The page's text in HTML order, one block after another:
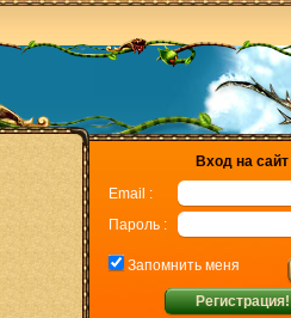
Вход на сайт
Email :
Пароль :
Запомнить меня
Регистрация!